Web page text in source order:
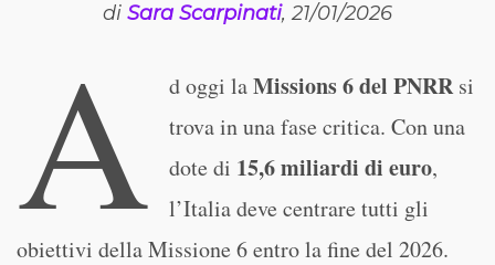
di Sara Scarpinati, 21/01/2026
A d oggi laMissions 6 del PNRRsi
trova in una fase critica. Con una
dote di 15,6 miliardi di euro,
l’Italia deve centrare tutti gli
obiettivi della Missione 6 entro la fine del 2026.